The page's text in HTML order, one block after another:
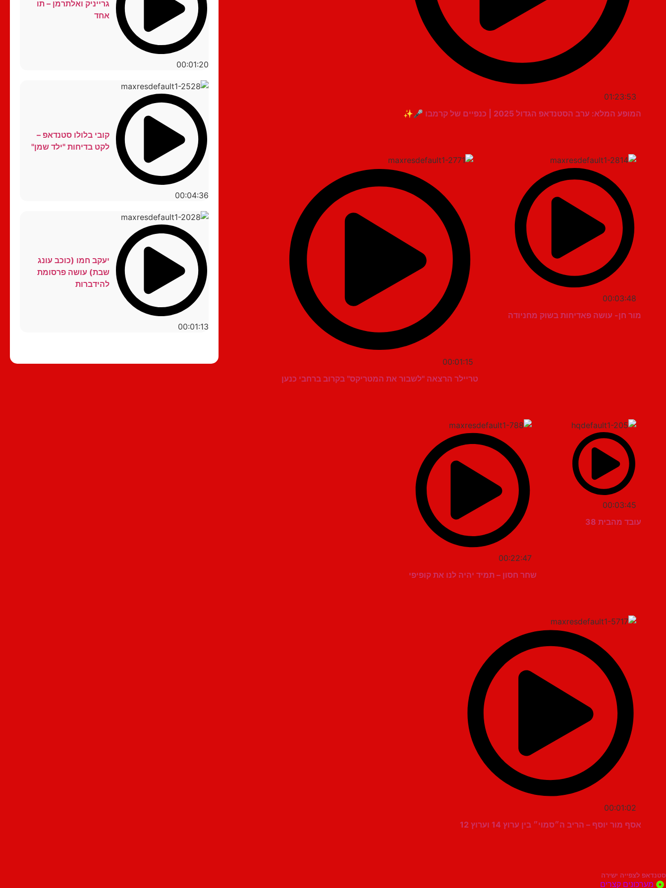
01:23:53
המופע המלא: ערב הסטנדאפ הגדול 2025 | כנפיים של קרמבו 🎤✨
00:03:48
מור חן- עושה פאדיחות בשוק מחניודה
00:01:15
טריילר הרצאה "לשבור את המטריקס" בקרוב ברחבי כנען
00:03:45
עובד מהבית 38
00:22:47
שחר חסון – תמיד יהיה לנו את קופיפי
00:01:02
אסף מור יוסף – הריב ה״סמוי״ בין ערוץ 14 וערוץ 12
00:01:20
גרייניק ואלתרמן – תו
אחד
00:04:36
קובי בלולו סטנדאפ –
לקט בדיחות "ילד שמן"
00:01:13
יעקב חמו (כוכב עונג
שבת) עושה פרסומת
להידברות
סטנדאפ לצפייה ישירה
מערכונים קצרים